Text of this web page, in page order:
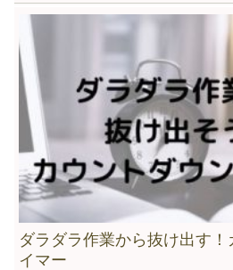
ダラダラ作業から抜け出す！
イマー